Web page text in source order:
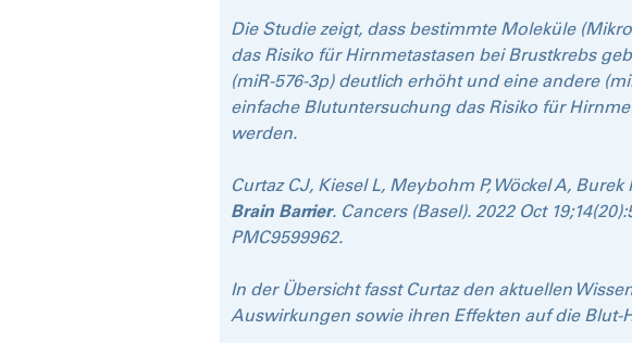
Die Studie zeigt, dass bestimmte Moleküle
das Risiko für Hirnmetastasen bei Brustkrebs
(miR-576-3p) deutlich erhöht und eine andere
einfache Blutuntersuchung das Risiko für
werden.
Curtaz CJ, Kiesel L, Meybohm P, Wöckel A, Burek
Brain Barrier. Cancers (Basel). 2022 Oct
PMC9599962.
In der Übersicht fasst Curtaz den aktuellen
Auswirkungen sowie ihren Effekten auf die Blut-